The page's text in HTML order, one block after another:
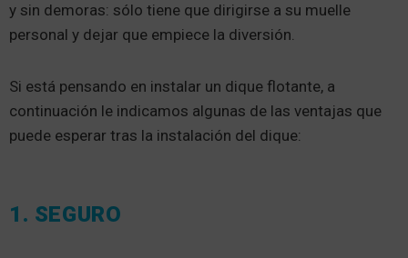
y sin demoras: sólo tiene que dirigirse a su muelle
personal y dejar que empiece la diversión.
Si está pensando en instalar un dique flotante, a
continuación le indicamos algunas de las ventajas que
puede esperar tras la instalación del dique:
1. SEGURO